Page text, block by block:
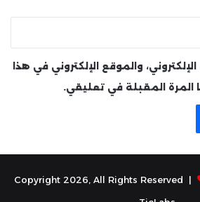
والموقع الإلكتروني في هذا
المرة المقبلة في تعليقي.